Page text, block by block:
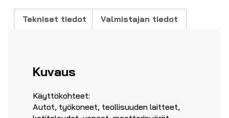
aine
520ml
Tekniset tiedot Valmistajan tiedot
Kuvaus
Käyttökohteet:
Autot, työkoneet, teollisuuden laitteet,